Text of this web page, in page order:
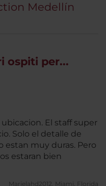
Medellín
ospiti per...
El staff super
Solo el detalle de
estan muy duras. Pero
estaran bien
Marielahd2012. Miami, Florida